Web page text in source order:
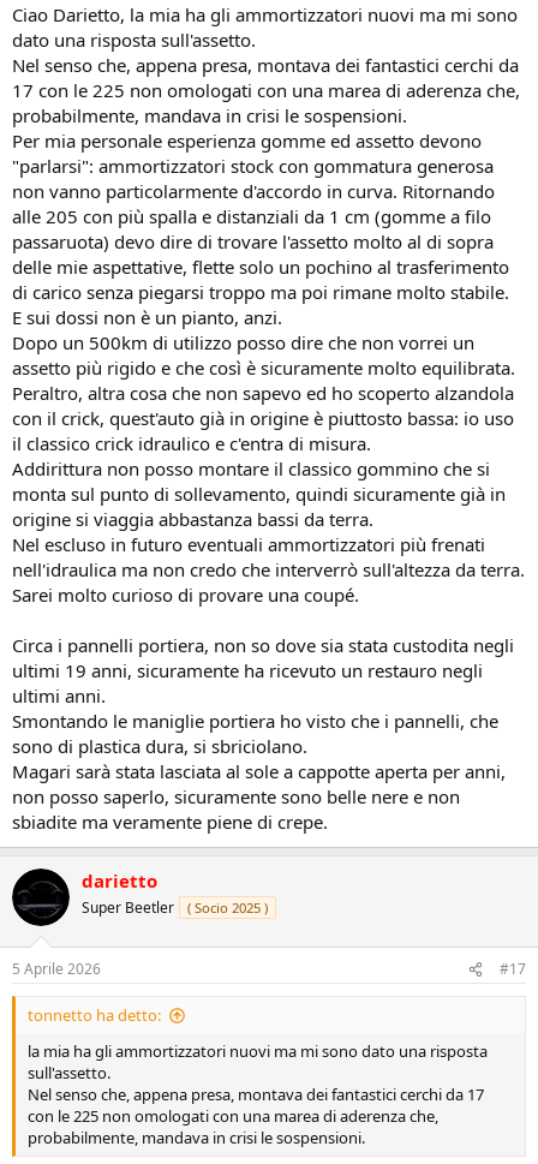
Ciao Darietto, la mia ha gli ammortizzatori nuovi ma mi sono
dato una risposta sull'assetto.
Nel senso che, appena presa, montava dei fantastici cerchi da
17 con le 225 non omologati con una marea di aderenza che,
probabilmente, mandava in crisi le sospensioni.
Per mia personale esperienza gomme ed assetto devono
"parlarsi": ammortizzatori stock con gommatura generosa
non vanno particolarmente d'accordo in curva. Ritornando
alle 205 con più spalla e distanziali da 1 cm (gomme a filo
passaruota) devo dire di trovare l'assetto molto al di sopra
delle mie aspettative, flette solo un pochino al trasferimento
di carico senza piegarsi troppo ma poi rimane molto stabile.
E sui dossi non è un pianto, anzi.
Dopo un 500km di utilizzo posso dire che non vorrei un
assetto più rigido e che così è sicuramente molto equilibrata.
Peraltro, altra cosa che non sapevo ed ho scoperto alzandola
con il crick, quest'auto già in origine è piuttosto bassa: io uso
il classico crick idraulico e c'entra di misura.
Addirittura non posso montare il classico gommino che si
monta sul punto di sollevamento, quindi sicuramente già in
origine si viaggia abbastanza bassi da terra.
Nel escluso in futuro eventuali ammortizzatori più frenati
nell'idraulica ma non credo che interverrò sull'altezza da terra.
Sarei molto curioso di provare una coupé.
Circa i pannelli portiera, non so dove sia stata custodita negli
ultimi 19 anni, sicuramente ha ricevuto un restauro negli
ultimi anni.
Smontando le maniglie portiera ho visto che i pannelli, che
sono di plastica dura, si sbriciolano.
Magari sarà stata lasciata al sole a cappotte aperta per anni,
non posso saperlo, sicuramente sono belle nere e non
sbiadite ma veramente piene di crepe.
darietto
Super Beetler ( Socio 2025 )
5 Aprile 2026 #17
tonnetto ha detto:
la mia ha gli ammortizzatori nuovi ma mi sono dato una risposta
sull'assetto.
Nel senso che, appena presa, montava dei fantastici cerchi da 17
con le 225 non omologati con una marea di aderenza che,
probabilmente, mandava in crisi le sospensioni.